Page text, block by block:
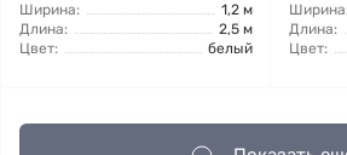
Ширина:
1,2 м
Длина:
2,5 м
Цвет:
белый
Длина:
Цвет: